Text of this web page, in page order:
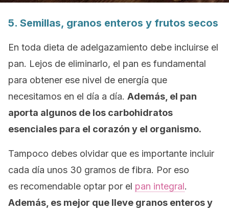
5. Semillas, granos enteros y frutos secos
En toda dieta de adelgazamiento debe incluirse el
pan. Lejos de eliminarlo, el pan es fundamental
para obtener ese nivel de energía que
necesitamos en el día a día. Además, el pan
aporta algunos de los carbohidratos
esenciales para el corazón y el organismo.
Tampoco debes olvidar que es importante incluir
cada día unos 30 gramos de fibra. Por eso
es recomendable optar por el pan integral.
Además, es mejor que lleve granos enteros y